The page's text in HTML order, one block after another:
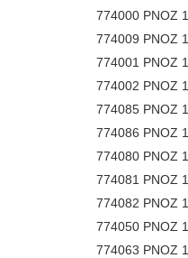
774000 PNOZ
774009 PNOZ
774001 PNOZ
774002 PNOZ
774085 PNOZ
774086 PNOZ
774080 PNOZ
774081 PNOZ
774082 PNOZ
774050 PNOZ
774063 PNOZ